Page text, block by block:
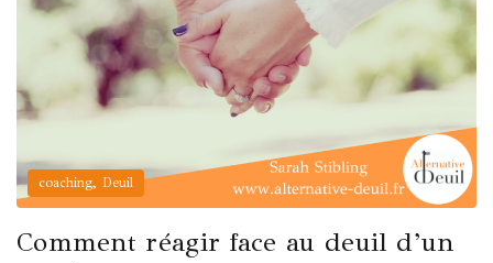
coaching, Deuil
Comment réagir face au deuil d’un